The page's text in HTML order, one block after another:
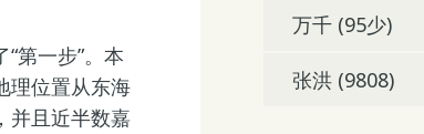
第一步”。本
理位置从东海
并且近半数嘉
万千 (95少)
张洪 (9808)